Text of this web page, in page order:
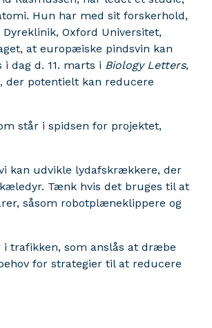
Hun har med sit forskerhold,
Oxford Universitet,
at europæiske pindsvin kan
dag d. 11. marts i Biology Letters,
der potentielt kan reducere
står i spidsen for projektet,
kan udvikle lydafskrækkere, der
Tænk hvis det bruges til at
såsom robotplæneklippere og
i trafikken, som anslås at dræbe
for strategier til at reducere